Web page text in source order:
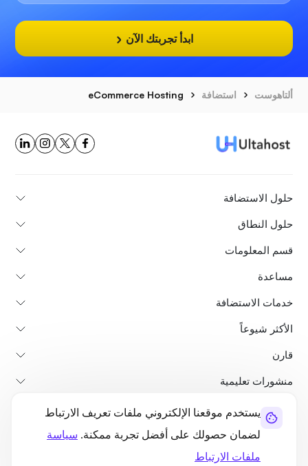
يستخدم موقعنا الإلكتروني ملفات تعريف الارتباط
لضمان حصولك على أفضل تجربة ممكنة. سياسة
ملفات الارتباط
ابدأ تجربتك الآن
ألتاهوست استضافة eCommerce Hosting
حلول الاستضافة
حلول النطاق
قسم المعلومات
مساعدة
خدمات الاستضافة
الأكثر شيوعاً
قارن
منشورات تعليمية
من نحن
خريطة الموقع